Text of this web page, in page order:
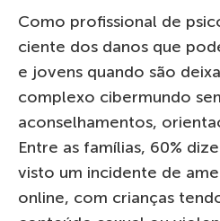
Como profissional de
ciente dos danos que
e jovens quando são
complexo cibermundo
aconselhamentos,
Entre as famílias, 60%
visto um incidente de
online, com crianças